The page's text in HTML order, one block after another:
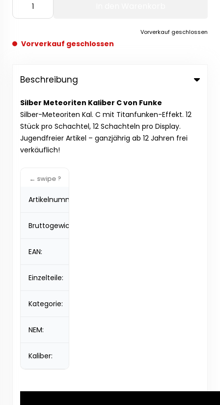
Vorverkauf geschlossen
Vorverkauf geschlossen
Beschreibung
Silber Meteoriten Kaliber C von Funke
Silber-Meteoriten Kal. C mit Titanfunken-Effekt. 12
Stück pro Schachtel, 12 Schachteln pro Display.
Jugendfreier Artikel – ganzjährig ab 12 Jahren frei
verkäuflich!
Artikelnummer:
Bruttogewicht:
EAN:
Einzelteile:
Kategorie:
NEM:
Kaliber: